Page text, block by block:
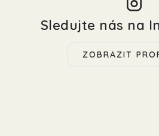
Sledujte nás na
ZOBRAZIT